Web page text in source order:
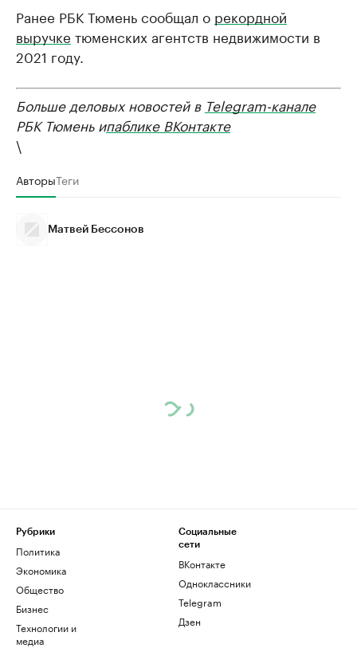
Ранее РБК Тюмень сообщал о рекордной
выручке тюменских агентств недвижимости в
2021 году.
Больше деловых новостей в Telegram-канале
РБК Тюмень ипаблике ВКонтакте
\
АвторыТеги
Матвей Бессонов
Рубрики
Политика
Экономика
Общество
Бизнес
Технологии и
медиа
Социальные
сети
ВКонтакте
Одноклассники
Telegram
Дзен